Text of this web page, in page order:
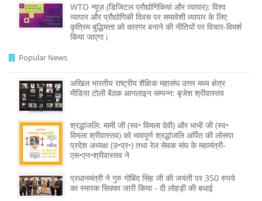
WTO न्यूज़ (डिजिटल प्रौद्योगिकियां और व्यापार): विश्व
व्यापार और प्रौद्योगिकी दिवस पर समावेशी व्यापार के लिए
कृत्रिम बुद्धिमत्ता को कारगर बनाने की नीतियों पर विचार-विमर्श
किया जाएगा।
Popular News
अखिल भारतीय राष्ट्रीय शैक्षिक महासंघ उत्तर मध्य क्षेत्र
मीडिया टोली बैठक आनलाइन सम्पन्न: बृजेश श्रीवास्तव
श्रद्धांजलि: मामी जी (स्व• विमला देवी) और भाभी जी (स्व•
विमला श्रीवास्तव) को भावपूर्ण श्रद्धांजलि अर्पित की लोसपा
प्रदेश अध्यक्ष (उ•प्र•) तथा रेल सेवक संघ के महामंत्री-
एस•एन•श्रीवास्तव ने
प्रधानमंत्री ने गुरु गोबिंद सिंह जी की जयंती पर 350 रुपये
का स्मारक सिक्का जारी किया - दी लोहड़ी की बधाई